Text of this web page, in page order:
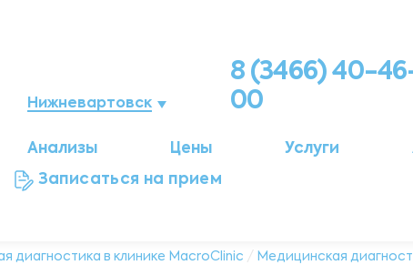
Нижневартовск
Мегион
8 (3466) 40-
00
Анализы Цены Услуги
Записаться на прием
диагностика в клинике MacroClinic / Медицинская